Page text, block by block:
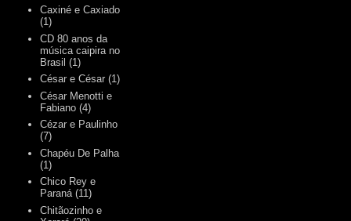
Caxiné e Caxiado
(1)
CD 80 anos da
música caipira no
Brasil (1)
César e César (1)
César Menotti e
Fabiano (4)
Cézar e Paulinho
(7)
Chapéu De Palha
(1)
Chico Rey e
Paraná (11)
Chitãozinho e